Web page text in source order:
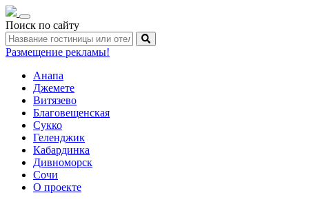
Toggle
navigation
Поиск по сайту
Размещение рекламы!
Анапа
Джемете
Витязево
Благовещенская
Сукко
Геленджик
Кабардинка
Дивноморск
Сочи
О проекте